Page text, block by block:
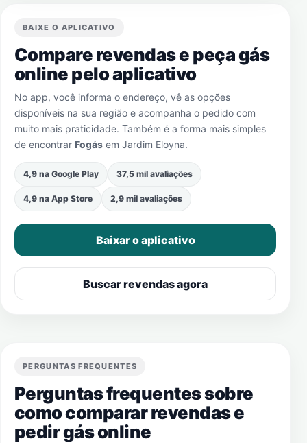
BAIXE O APLICATIVO
Compare revendas e peça gás
online pelo aplicativo
No app, você informa o endereço, vê as opções
disponíveis na sua região e acompanha o pedido com
muito mais praticidade. Também é a forma mais simples
de encontrar Fogás em Jardim Eloyna.
4,9 na Google Play 37,5 mil avaliações
4,9 na App Store 2,9 mil avaliações
Baixar o aplicativo
Buscar revendas agora
PERGUNTAS FREQUENTES
Perguntas frequentes sobre
como comparar revendas e
pedir gás online